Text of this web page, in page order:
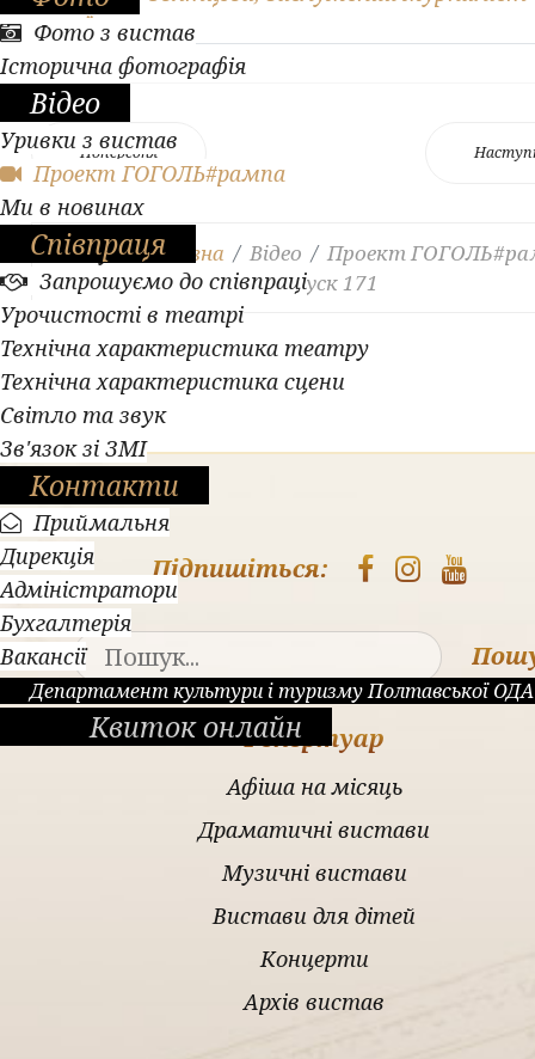
Фото з вистав
Історична фотографія
Відео
Уривки з вистав
Проект ГОГОЛЬ#рампа
Ми в новинах
Співпраця
Запрошуємо до співпраці
Урочистості в театрі
Технічна характеристика театру
Технічна характеристика сцени
Світло та звук
Зв'язок зі ЗМІ
Контакти
Приймальня
Дирекція
Адміністратори
Бухгалтерія
Вакансії
Департамент культури і туризму Полтавської ОДА
Квиток онлайн
України
Попередня
Ви тут:Головна Відео
Проект
Легендарні образи. Випуск 171
Підпишіться:
Репертуар
Афіша на місяць
Драматичні вистави
Музичні вистави
Вистави для дітей
Концерти
Архів вистав